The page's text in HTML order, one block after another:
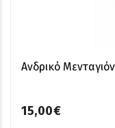
Ανδρικό
15,00€